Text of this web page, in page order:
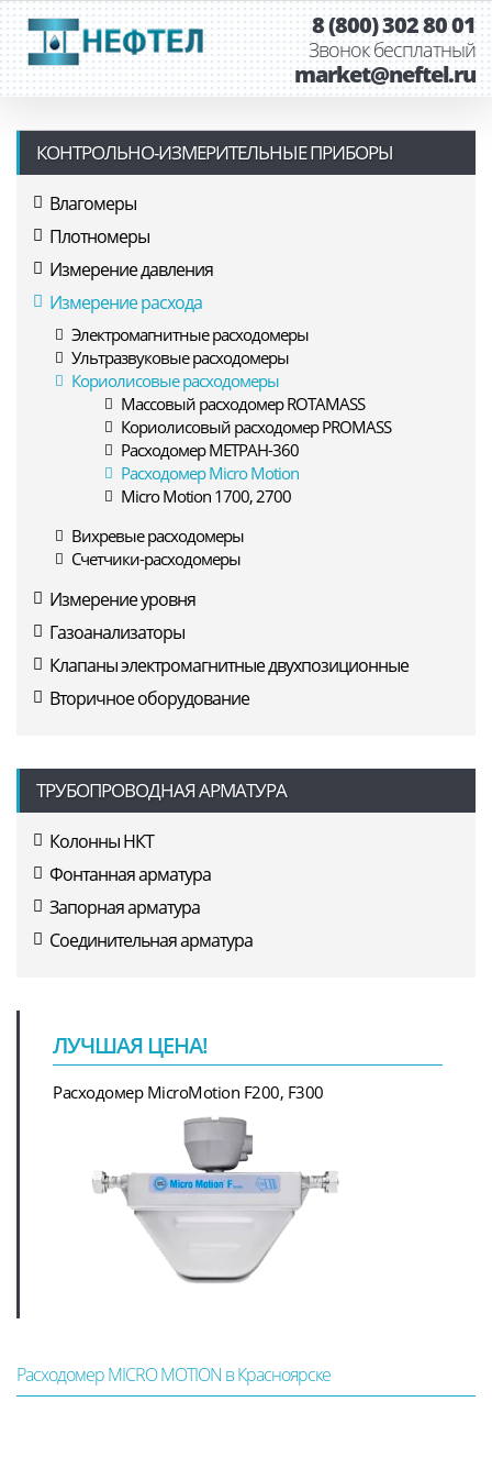
8 (800) 302 80 01
Звонок бесплатный
market@neftel.ru
КОНТРОЛЬНО-ИЗМЕРИТЕЛЬНЫЕ ПРИБОРЫ
Влагомеры
Плотномеры
Измерение давления
Измерение расхода
Электромагнитные расходомеры
Ультразвуковые расходомеры
Кориолисовые расходомеры
Массовый расходомер ROTAMASS
Кориолисовый расходомер PROMASS
Расходомер МЕТРАН-360
Расходомер Micro Motion
Micro Motion 1700, 2700
Вихревые расходомеры
Счетчики-расходомеры
Измерение уровня
Газоанализаторы
Клапаны электромагнитные двухпозиционные
Вторичное оборудование
ТРУБОПРОВОДНАЯ АРМАТУРА
Колонны НКТ
Фонтанная арматура
Запорная арматура
Соединительная арматура
ЛУЧШАЯ ЦЕНА!
Расходомер MicroMotion F200, F300
Расходомер MICRO MOTION в Красноярске